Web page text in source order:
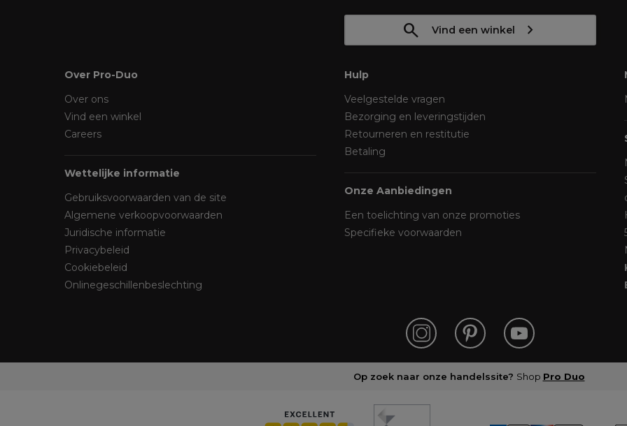
Vind een winkel
Over Pro-Duo
Over ons
Vind een winkel
Careers
Wettelijke informatie
Gebruiksvoorwaarden van de site
Algemene verkoopvoorwaarden
Juridische informatie
Privacybeleid
Cookiebeleid
Onlinegeschillenbeslechting
Hulp
Veelgestelde vragen
Bezorging en leveringstijden
Retourneren en restitutie
Betaling
Onze Aanbiedingen
Een toelichting van onze promoties
Specifieke voorwaarden
Op zoek naar onze handelssite? Shop Pro Duo